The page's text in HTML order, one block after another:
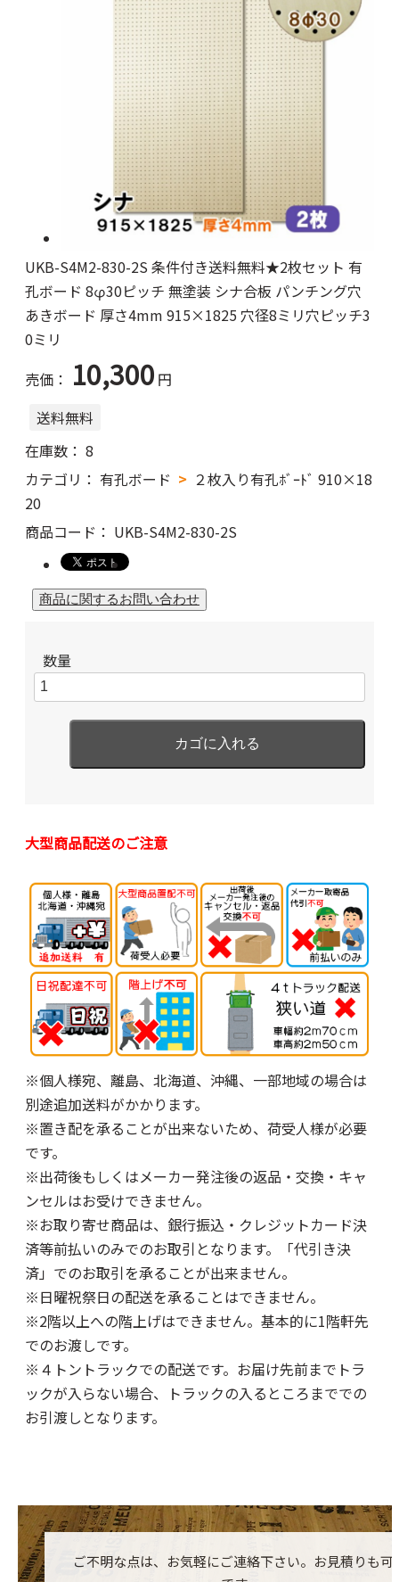
UKB-S4M2-830-2S 条件付き送料無料★2枚セット 有
孔ボード 8φ30ピッチ 無塗装 シナ合板 パンチング穴
あきボード 厚さ4mm 915×1825 穴径8ミリ穴ピッチ3
0ミリ
売価： 10,300 円
送料無料
在庫数： 8
カテゴリ： 有孔ボード
２枚入り有孔ﾎﾞｰﾄﾞ 910×18
20
商品コード： UKB-S4M2-830-2S
数量
大型商品配送のご注意
※個人様宛、離島、北海道、沖縄、一部地域の場合は
別途追加送料がかかります。
※置き配を承ることが出来ないため、荷受人様が必要
です。
※出荷後もしくはメーカー発注後の返品・交換・キャ
ンセルはお受けできません。
※お取り寄せ商品は、銀行振込・クレジットカード決
済等前払いのみでのお取引となります。「代引き決
済」でのお取引を承ることが出来ません。
※日曜祝祭日の配送を承ることはできません。
※2階以上への階上げはできません。基本的に1階軒先
でのお渡しです。
※４トントラックでの配送です。お届け先前までトラ
ックが入らない場合、トラックの入るところまででの
お引渡しとなります。
ご不明な点は、お気軽にご連絡下さい。お見積りも可